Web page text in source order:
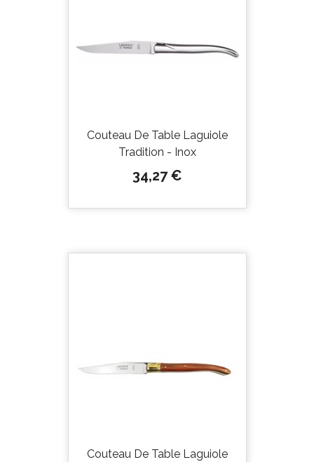
Couteau De Table Laguiole
Tradition - Inox
Prix
34,27 €
Couteau De Table Laguiole